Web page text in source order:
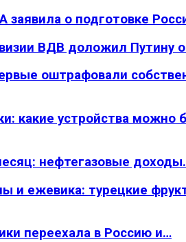
заявила о подготовке
ВДВ доложил Путину
оштрафовали
какие устройства можно
нефтегазовые
и ежевика: турецкие
переехала в Россию и…